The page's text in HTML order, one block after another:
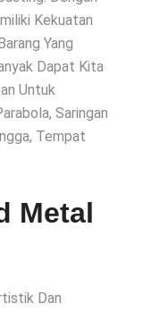
Kekuatan
Yang
Dapat Kita
Untuk
Saringan
Tempat
Metal
Dan